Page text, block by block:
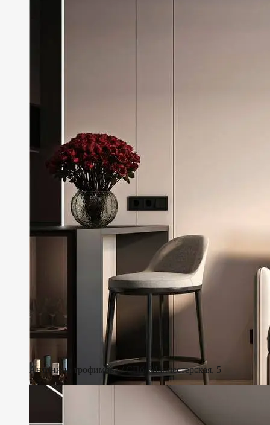
Антонина трофимова / СПб, Манчестерская, 5